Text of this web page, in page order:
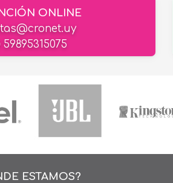
ONLINE
59895315075
ESTAMOS?